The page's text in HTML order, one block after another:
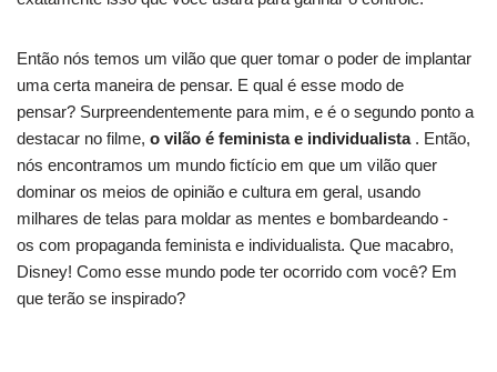
Então nós temos um vilão que quer tomar o poder de implantar
uma certa maneira de pensar. E qual é esse modo de
pensar? Surpreendentemente para mim, e é o segundo ponto a
destacar no filme, o vilão é feminista e individualista. Então,
nós encontramos um mundo fictício em que um vilão quer
dominar os meios de opinião e cultura em geral, usando
milhares de telas para moldar as mentes e bombardeando -
os com propaganda feminista e individualista. Que macabro,
Disney! Como esse mundo pode ter ocorrido com você? Em
que terão se inspirado?